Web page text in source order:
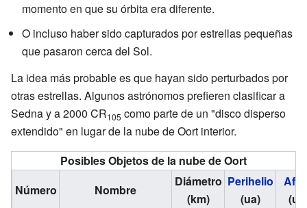
momento en que su órbita era diferente.
O incluso haber sido capturados por estrellas pequeñas
que pasaron cerca del Sol.
La idea más probable es que hayan sido perturbados por
otras estrellas. Algunos astrónomos prefieren clasificar a
Sedna y a 2000 CR105 como parte de un "disco disperso
extendido" en lugar de la nube de Oort interior.
Posibles Objetos de la nube de Oort
Número
Nombre
Diámetro
(km)
Perihelio
(ua)